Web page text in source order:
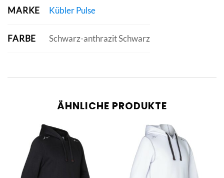
MARKE Kübler Pulse
FARBE Schwarz-anthrazit Schwarz
ÄHNLICHE PRODUKTE